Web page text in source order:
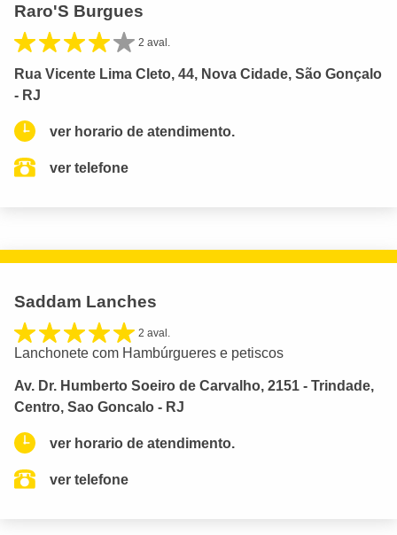
Raro'S Burgues
2 aval.
Rua Vicente Lima Cleto, 44, Nova Cidade, São Gonçalo
- RJ
ver horario de atendimento.
ver telefone
Saddam Lanches
2 aval.
Lanchonete com Hambúrgueres e petiscos
Av. Dr. Humberto Soeiro de Carvalho, 2151 - Trindade,
Centro, Sao Goncalo - RJ
ver horario de atendimento.
ver telefone